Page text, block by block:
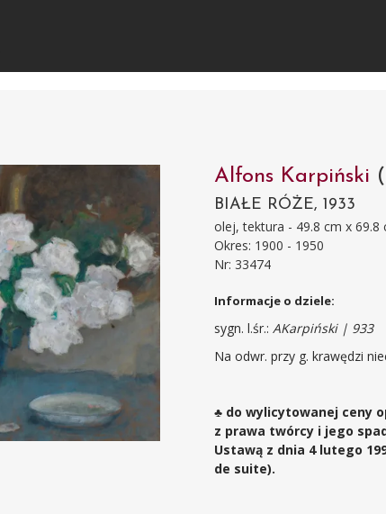
Alfons Karpiński
BIAŁE RÓŻE, 1933
olej, tektura - 49.8 cm x 69.8
Okres: 1900 - 1950
Nr: 33474
Informacje o dziele:
sygn. l.śr.:AKarpiński | 933
Na odwr. przy g. krawędzi
♣ do wylicytowanej ceny
z prawa twórcy i jego
Ustawą z dnia 4 lutego
de suite).